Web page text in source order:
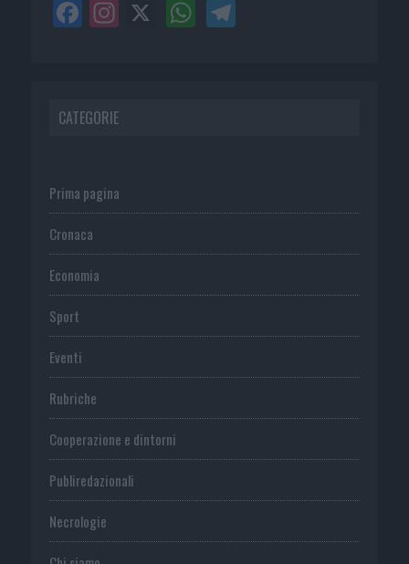
CATEGORIE
Prima pagina
Cronaca
Economia
Sport
Eventi
Rubriche
Cooperazione e dintorni
Publiredazionali
Necrologie